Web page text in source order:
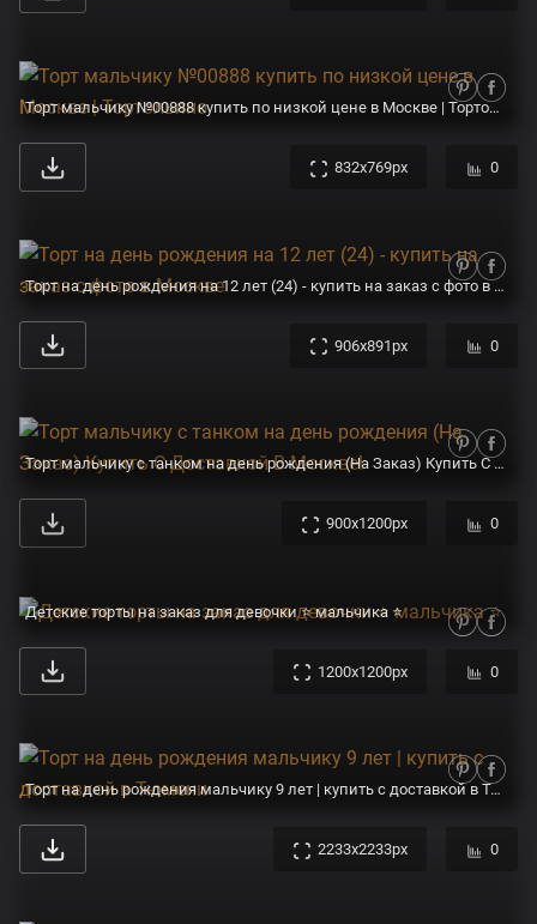
Торт мальчику №00888 купить по низкой цене в Москве | Тортольяно
832x769px 0
Торт на день рождения на 12 лет (24) - купить на заказ с фото в Москве
906x891px 0
Торт мальчику с танком на день рождения (На Заказ) Купить С Доставкой В Москве!
900x1200px 0
Детские торты на заказ для девочки ⭐️ мальчика ⭐️
1200x1200px 0
Торт на день рождения мальчику 9 лет | купить с доставкой в Тюмени
2233x2233px 0